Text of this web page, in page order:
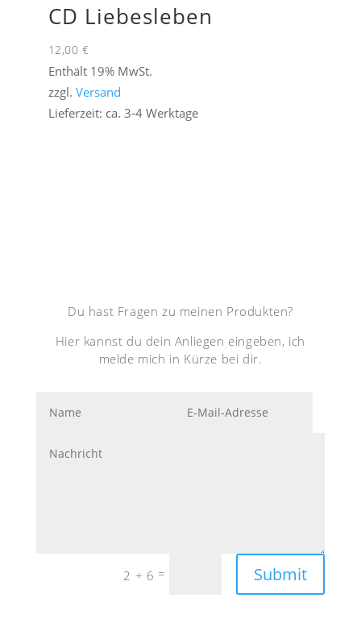
CD Liebesleben
12,00€
Enthält 19% MwSt.
zzgl. Versand
Lieferzeit: ca. 3-4 Werktage
Du hast Fragen zu meinen Produkten?
Hier kannst du dein Anliegen eingeben, ich
melde mich in Kürze bei dir.
2 + 6 = Submit